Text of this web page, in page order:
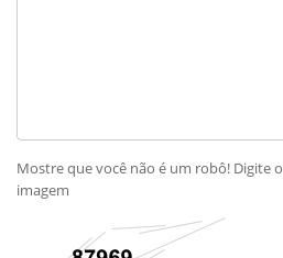
Mostre que você não é um robô! Digite
imagem